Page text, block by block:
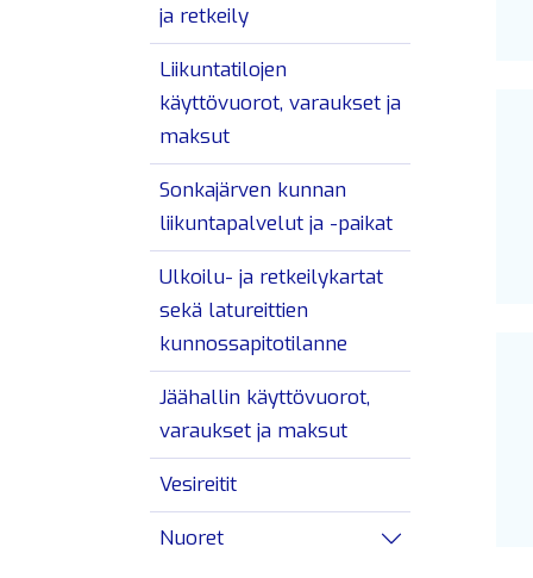
ja retkeily
Liikuntatilojen
käyttövuorot, varaukset ja
maksut
Sonkajärven kunnan
liikuntapalvelut ja -paikat
Ulkoilu- ja retkeilykartat
sekä latureittien
kunnossapitotilanne
Jäähallin käyttövuorot,
varaukset ja maksut
Vesireitit
Nuoret